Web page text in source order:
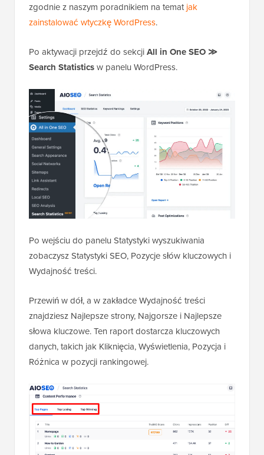
zgodnie z naszym poradnikiem na tematjak
zainstalować wtyczkę WordPress.
Po aktywacji przejdź do sekcjiAll in One SEO ≫
Search Statisticsw panelu WordPress.
Po wejściu do panelu Statystyki wyszukiwania
zobaczysz Statystyki SEO, Pozycje słów kluczowych i
Wydajność treści.
Przewiń w dół, a w zakładce Wydajność treści
znajdziesz Najlepsze strony, Najgorsze i Najlepsze
słowa kluczowe. Ten raport dostarcza kluczowych
danych, takich jak Kliknięcia, Wyświetlenia, Pozycja i
Różnica w pozycji rankingowej.